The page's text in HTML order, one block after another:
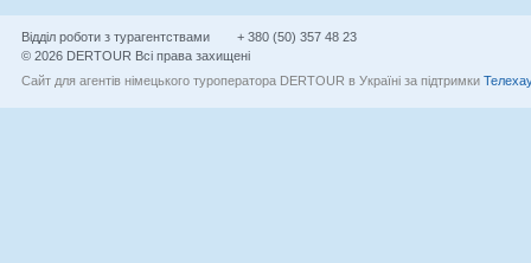
Відділ роботи з турагентствами
+ 380 (50) 357 48 23
© 2026 DERTOUR Всі права захищені
Сайт для агентів німецького туроператора DERTOUR в Україні за підтримки